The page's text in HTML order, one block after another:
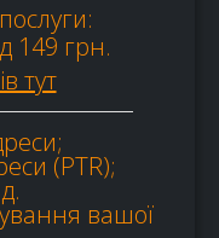
149 грн.
тут
(PTR);
вашої